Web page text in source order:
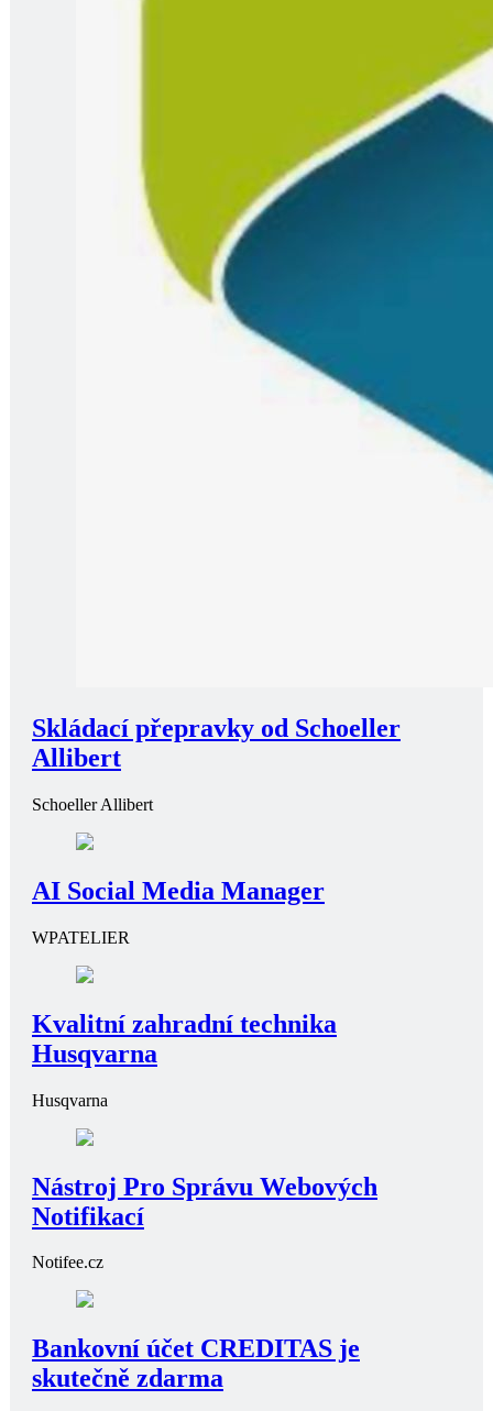
Skládací přepravky od Schoeller
Allibert
Schoeller Allibert
AI Social Media Manager
WPATELIER
Kvalitní zahradní technika
Husqvarna
Husqvarna
Nástroj Pro Správu Webových
Notifikací
Notifee.cz
Bankovní účet CREDITAS je
skutečně zdarma